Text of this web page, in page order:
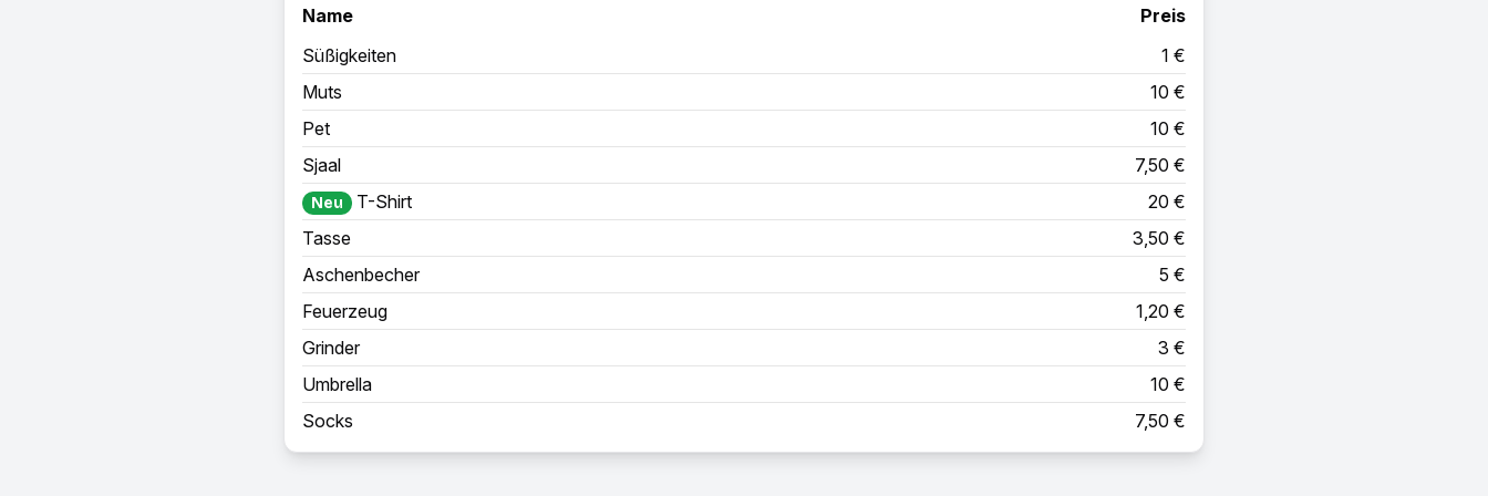
Name
Preis
Süßigkeiten
1 €
Muts
10 €
Pet
10 €
Sjaal
7,50 €
Neu T-Shirt
20 €
Tasse
3,50 €
Aschenbecher
5 €
Feuerzeug
1,20 €
Grinder
3 €
Umbrella
10 €
Socks
7,50 €